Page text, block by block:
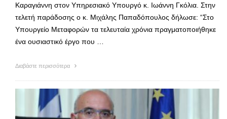
Καραγιάννη στον Υπηρεσιακό Υπουργό κ. Ιωάννη Γκόλια. Στην
τελετή παράδοσης ο κ. Μιχάλης Παπαδόπουλος δήλωσε: “Στο
Υπουργείο Μεταφορών τα τελευταία χρόνια πραγματοποιήθηκε
ένα ουσιαστικό έργο που …
Διαβάστε περισσότερα